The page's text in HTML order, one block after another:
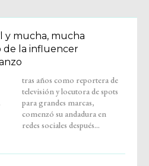
y mucha, mucha
de la influencer
redes sociales después...